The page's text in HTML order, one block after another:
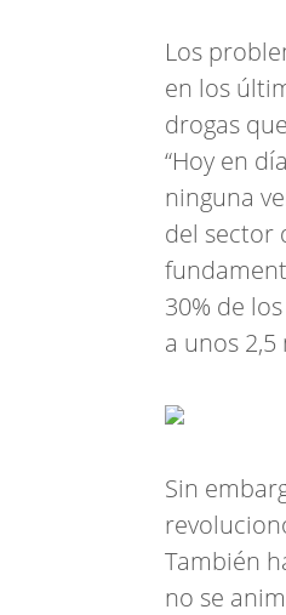
Los
en los
drogas
“Hoy en
ninguna
del sector
30% de
a unos
Sin
También
no se